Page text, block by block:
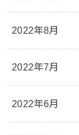
2022年8月
2022年7月
2022年6月